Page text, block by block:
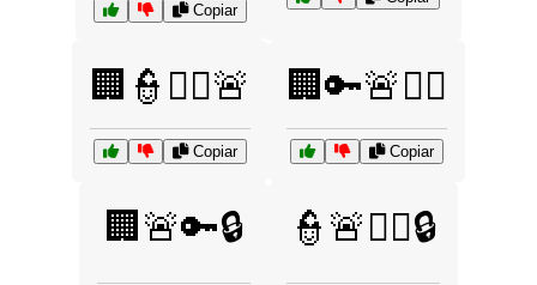
Copiar
🏢👮🧑‍✈️🚨
Copiar
🏢🔑🚨🧑‍✈️
Copiar
🏢🚨🔑🔒 👮🚨🧑‍⚖️🔒